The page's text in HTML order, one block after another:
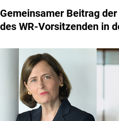
Gemeinsamer Beitrag
des WR-Vorsitzenden in